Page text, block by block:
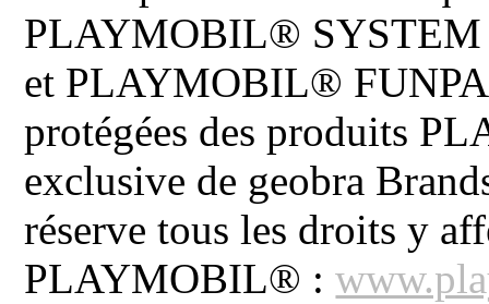
PLAYMOBIL®
et PLAYMOBIL®
protégées des produits
exclusive de geobra
réserve tous les droits y
PLAYMOBIL® :